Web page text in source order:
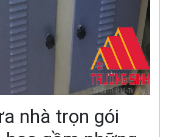
nhà trọn gói